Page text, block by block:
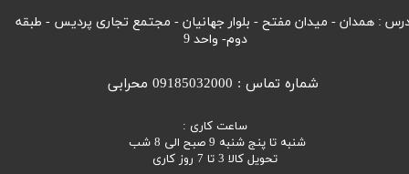
: همدان - میدان مفتح - بلوار جهانیان - مجتمع تجاری پردیس - طبقه
دوم- واحد 9
ساعت کاری :
شنبه تا پنج شنبه 9 صبح الی 8 شب
تحویل کالا 3 تا 7 روز کاری
شماره تماس : 09185032000 محرابی